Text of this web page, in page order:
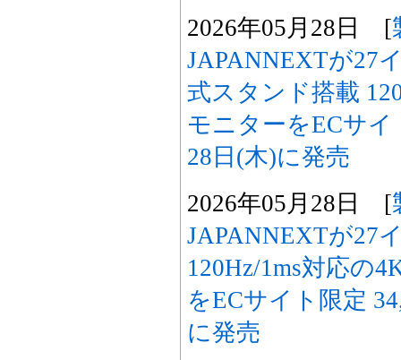
2026年05月28日 [
JAPANNEXTが27
式スタンド搭載
モニターをECサイ
28日(木)に発売
2026年05月28日 [
JAPANNEXTが27
120Hz/1ms対応の
をECサイト限定
に発売